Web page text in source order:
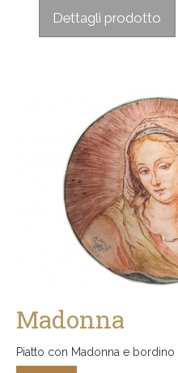
Dettagli prodotto
Madonna
Piatto con Madonna e